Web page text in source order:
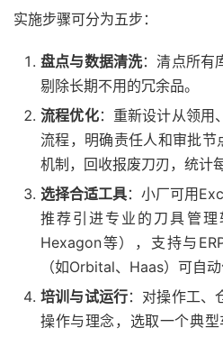
实施步骤可分为五步：
盘点与数据清洗：清点所有
剔除长期不用的冗余品。
流程优化：重新设计从领用
流程，明确责任人和审批节
机制，回收报废刀刃，统计
选择合适工具：小厂可用
推荐引进专业的刀具管理
Hexagon等），支持与
（如Orbital、Haas）可自动
培训与试运行：对操作工、
操作与理念，选取一个典